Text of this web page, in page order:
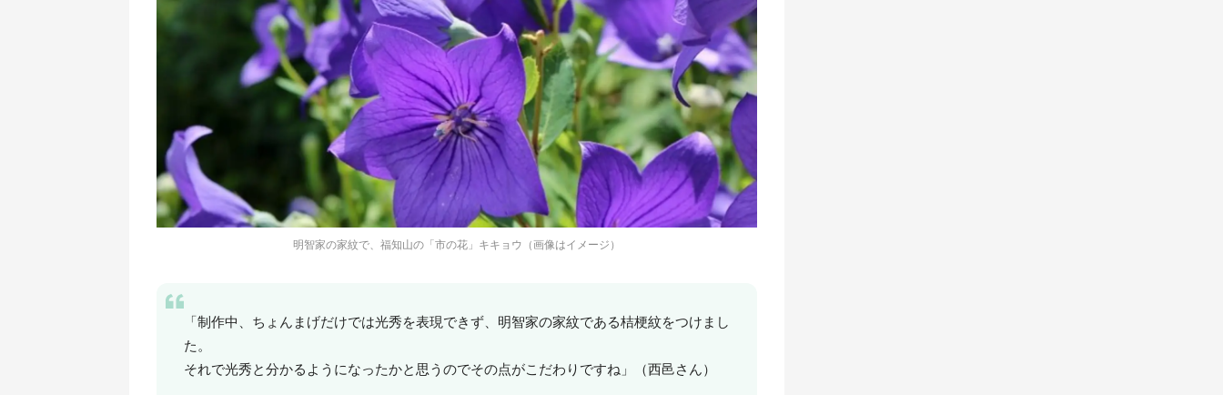
明智家の家紋で、福知山の「市の花」キキョウ（画像はイメージ）
「制作中、ちょんまげだけでは光秀を表現できず、明智家の家紋である桔梗紋をつけまし
た。
それで光秀と分かるようになったかと思うのでその点がこだわりですね」（西邑さん）